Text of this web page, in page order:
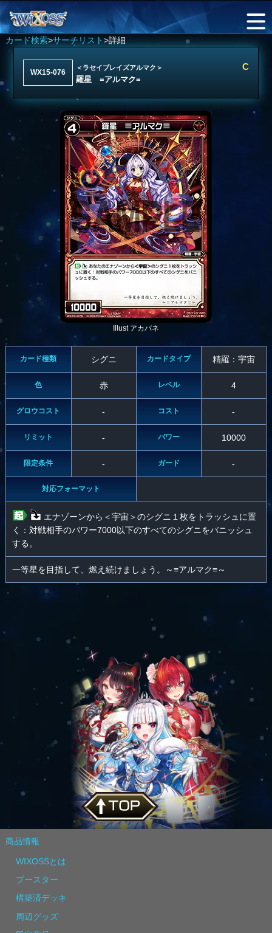
カード検索>サーチリスト>詳細
WX15-076
＜ラセイブレイズアルマク＞
羅星 ≡アルマク≡
C
Illust アカバネ
カード種類 シグニ カードタイプ 精羅：宇宙
色 赤 レベル 4
グロウコスト - コスト -
リミット - パワー 10000
限定条件 - ガード -
対応フォーマット
エナゾーンから＜宇宙＞のシグニ１枚をトラッシュに置
く：対戦相手のパワー7000以下のすべてのシグニをバニッシュ
する。
一等星を目指して、燃え続けましょう。～≡アルマク≡～
商品情報
WIXOSSとは
ブースター
構築済デッキ
周辺グッズ